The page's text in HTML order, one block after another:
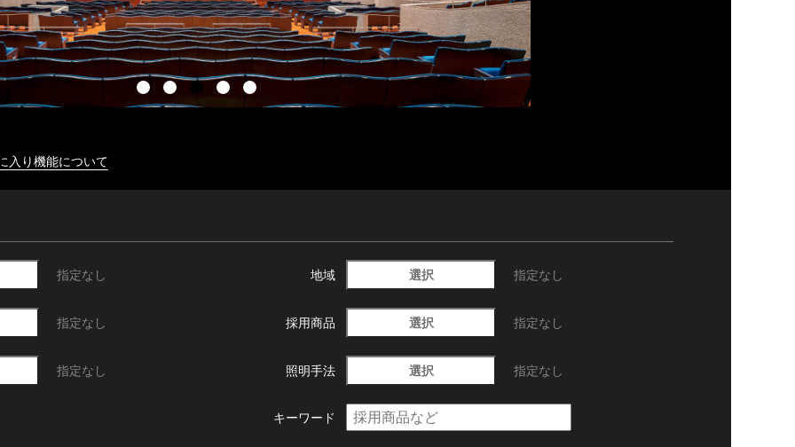
入り機能について
指定なし 地域 選択 指定なし
指定なし 採用商品 選択 指定なし
指定なし 照明手法 選択 指定なし
キーワード